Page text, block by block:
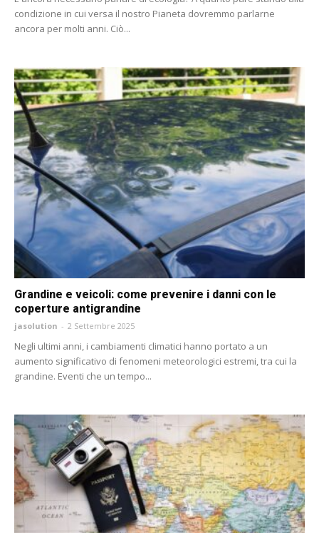
condizione in cui versa il nostro Pianeta dovremmo parlarne
ancora per molti anni. Ciò...
Grandine e veicoli: come prevenire i danni con le
coperture antigrandine
jasolution - 2 Settembre 2025
Negli ultimi anni, i cambiamenti climatici hanno portato a un
aumento significativo di fenomeni meteorologici estremi, tra cui la
grandine. Eventi che un tempo...